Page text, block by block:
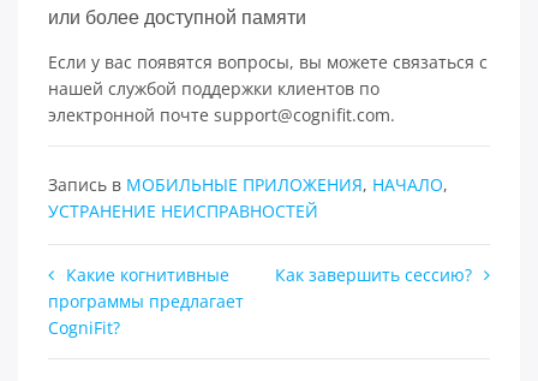
или более доступной памяти
Если у вас появятся вопросы, вы можете связаться с
нашей службой поддержки клиентов по
электронной почте support@cognifit.com.
Запись в МОБИЛЬНЫЕ ПРИЛОЖЕНИЯ, НАЧАЛО,
УСТРАНЕНИЕ НЕИСПРАВНОСТЕЙ
Навигация
по
записям
Какие когнитивные
программы предлагает
CogniFit?
Как завершить сессию?